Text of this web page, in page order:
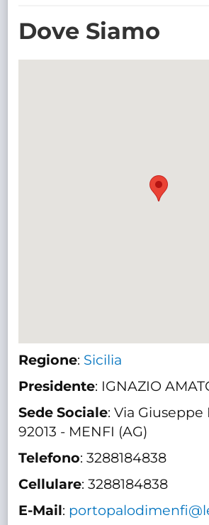
Dove Siamo
Regione: Sicilia
Presidente: IGNAZIO
Sede Sociale: Via Giuseppe
92013 - MENFI (AG)
Telefono: 3288184838
Cellulare: 3288184838
E-Mail: